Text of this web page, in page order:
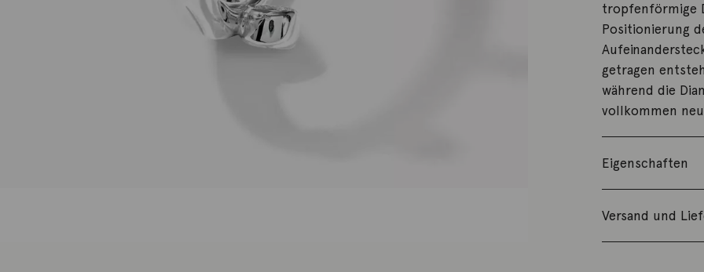
tropfenförmige
Positionierung
getragen
während die
vollkommen
Eigenschaften
Versand und